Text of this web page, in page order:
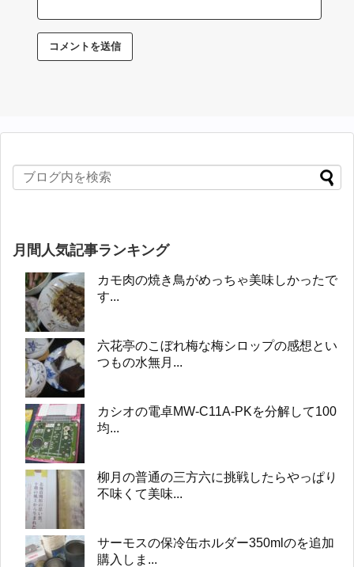
月間人気記事ランキング
カモ肉の焼き鳥がめっちゃ美味しかったで
す...
六花亭のこぼれ梅な梅シロップの感想とい
つもの水無月...
カシオの電卓MW-C11A-PKを分解して100
均...
柳月の普通の三方六に挑戦したらやっぱり
不味くて美味...
サーモスの保冷缶ホルダー350mlのを追加
購入しま...